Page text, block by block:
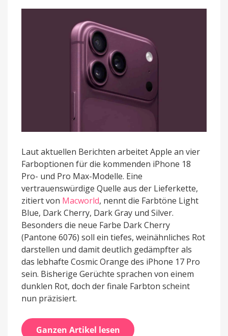
faltbares
iPhone
Laut aktuellen Berichten arbeitet Apple an vier
Farboptionen für die kommenden iPhone 18
Pro- und Pro Max-Modelle. Eine
vertrauenswürdige Quelle aus der Lieferkette,
zitiert von Macworld, nennt die Farbtöne Light
Blue, Dark Cherry, Dark Gray und Silver.
Besonders die neue Farbe Dark Cherry
(Pantone 6076) soll ein tiefes, weinähnliches Rot
darstellen und damit deutlich gedämpfter als
das lebhafte Cosmic Orange des iPhone 17 Pro
sein. Bisherige Gerüchte sprachen von einem
dunklen Rot, doch der finale Farbton scheint
nun präzisiert.
Ganzen Artikel lesen